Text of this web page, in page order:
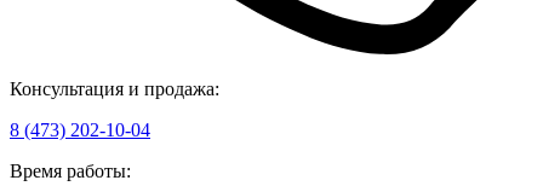
Консультация и продажа:
8 (473) 202-10-04
Время работы: